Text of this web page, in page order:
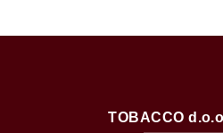
TOBACCO